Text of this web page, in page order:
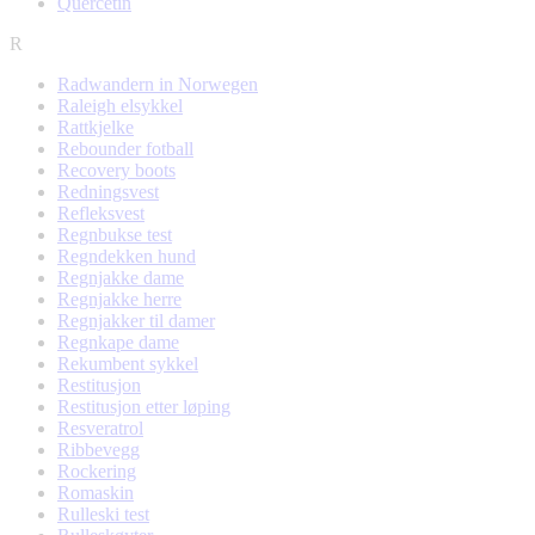
R
Radwandern in Norwegen
Raleigh elsykkel
Rattkjelke
Rebounder fotball
Recovery boots
Redningsvest
Refleksvest
Regnbukse test
Regndekken hund
Regnjakke dame
Regnjakke herre
Regnjakker til damer
Regnkape dame
Rekumbent sykkel
Restitusjon
Restitusjon etter løping
Resveratrol
Ribbevegg
Rockering
Romaskin
Rulleski test